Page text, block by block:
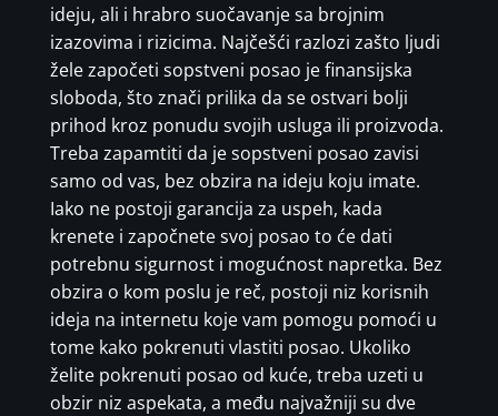
ideju, ali i hrabro suočavanje sa brojnim
izazovima i rizicima. Najčešći razlozi zašto ljudi
žele započeti sopstveni posao je finansijska
sloboda, što znači prilika da se ostvari bolji
prihod kroz ponudu svojih usluga ili proizvoda.
Treba zapamtiti da je sopstveni posao zavisi
samo od vas, bez obzira na ideju koju imate.
Iako ne postoji garancija za uspeh, kada
krenete i započnete svoj posao to će dati
potrebnu sigurnost i mogućnost napretka. Bez
obzira o kom poslu je reč, postoji niz korisnih
ideja na internetu koje vam pomogu pomoći u
tome kako pokrenuti vlastiti posao. Ukoliko
želite pokrenuti posao od kuće, treba uzeti u
obzir niz aspekata, a među najvažniji su dve